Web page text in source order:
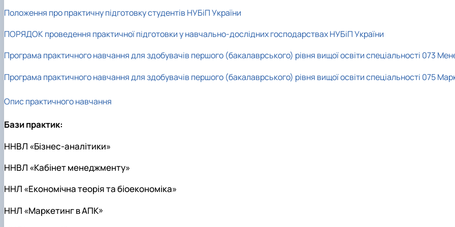
Сенат студентської організації факультету
Положення про практичну підготовку студентів НУБіП України
ПОРЯДОК проведення практичної підготовки у навчально-дослідних господарствax НУБіП України
Програма практичного навчання для здобувачів першого (бакалаврського) рівня вищої освіти спеціальності 073
Програма практичного навчання для здобувачів першого (бакалаврського) рівня вищої освіти спеціальності 075
Опис практичного навчання
Бази практик:
ННВЛ «Бізнес-аналітики»
ННВЛ «Кабінет менеджменту»
ННЛ «Економічна теорія та біоекономіка»
ННЛ «Маркетинг в АПК»